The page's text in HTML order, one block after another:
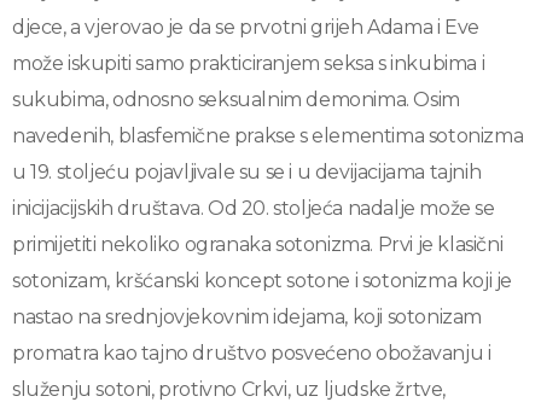
djece, a vjerovao je da se prvotni grijeh Adama i Eve
može iskupiti samo prakticiranjem seksa s inkubima i
sukubima, odnosno seksualnim demonima. Osim
navedenih, blasfemične prakse s elementima sotonizma
u 19. stoljeću pojavljivale su se i u devijacijama tajnih
inicijacijskih društava. Od 20. stoljeća nadalje može se
primijetiti nekoliko ogranaka sotonizma. Prvi je klasični
sotonizam, kršćanski koncept sotone i sotonizma koji je
nastao na srednjovjekovnim idejama, koji sotonizam
promatra kao tajno društvo posvećeno obožavanju i
služenju sotoni, protivno Crkvi, uz ljudske žrtve,